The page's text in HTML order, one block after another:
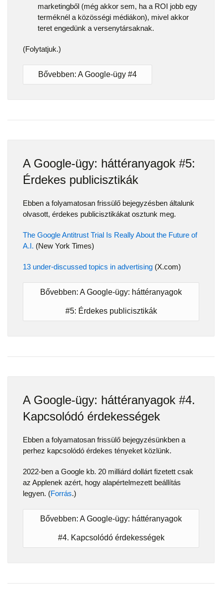
marketingből (még akkor sem, ha a ROI jobb egy
terméknél a közösségi médiákon), mivel akkor
teret engedünk a versenytársaknak.
(Folytatjuk.)
Bővebben: A Google-ügy #4
A Google-ügy: háttéranyagok #5:
Érdekes publicisztikák
Ebben a folyamatosan frissülő bejegyzésben általunk
olvasott, érdekes publicisztikákat osztunk meg.
The Google Antitrust Trial Is Really About the Future of
A.I. (New York Times)
13 under-discussed topics in advertising (X.com)
Bővebben: A Google-ügy: háttéranyagok
#5: Érdekes publicisztikák
A Google-ügy: háttéranyagok #4.
Kapcsolódó érdekességek
Ebben a folyamatosan frissülő bejegyzésünkben a
perhez kapcsolódó érdekes tényeket közlünk.
2022-ben a Google kb. 20 milliárd dollárt fizetett csak
az Applenek azért, hogy alapértelmezett beállítás
legyen. (Forrás.)
Bővebben: A Google-ügy: háttéranyagok
#4. Kapcsolódó érdekességek